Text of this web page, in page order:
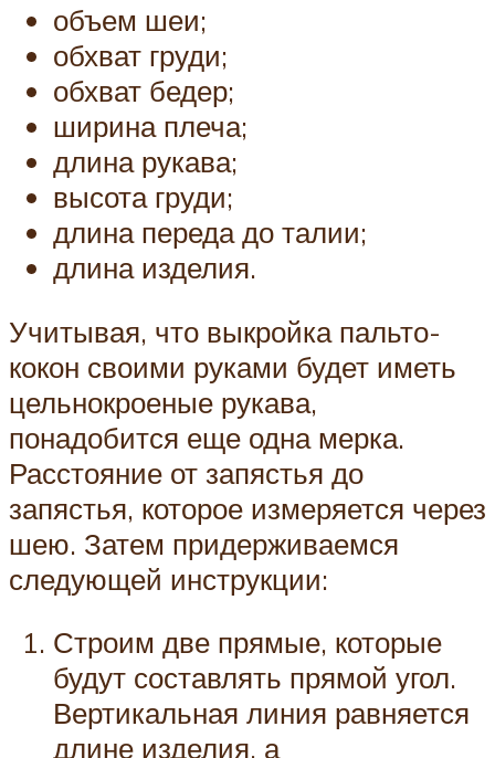
объем шеи;
обхват груди;
обхват бедер;
ширина плеча;
длина рукава;
высота груди;
длина переда до талии;
длина изделия.
Учитывая, что выкройка пальто-
кокон своими руками будет иметь
цельнокроеные рукава,
понадобится еще одна мерка.
Расстояние от запястья до
запястья, которое измеряется через
шею. Затем придерживаемся
следующей инструкции:
Строим две прямые, которые
будут составлять прямой угол.
Вертикальная линия равняется
длине изделия, а